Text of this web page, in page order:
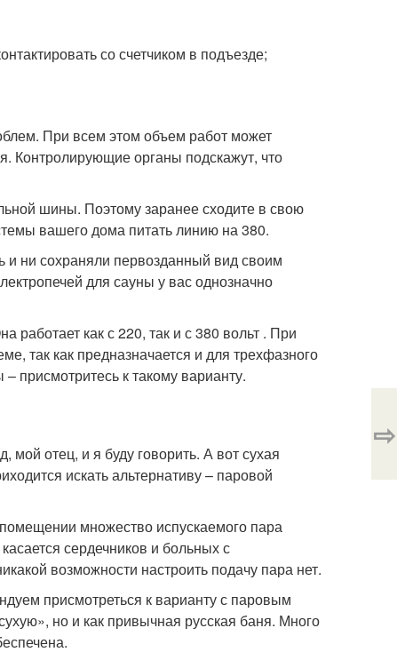
со счетчиком в подъезде;
При всем этом объем работ может
Контролирующие органы подскажут, что
шины. Поэтому заранее сходите в свою
вашего дома питать линию на 380.
ни сохраняли первозданный вид своим
для сауны у вас однозначно
как с 220, так и с 380 вольт . При
так как предназначается и для трехфазного
присмотритесь к такому варианту.
отец, и я буду говорить. А вот сухая
искать альтернативу – паровой
множество испускаемого пара
сердечников и больных с
возможности настроить подачу пара нет.
присмотреться к варианту с паровым
но и как привычная русская баня. Много
⇨